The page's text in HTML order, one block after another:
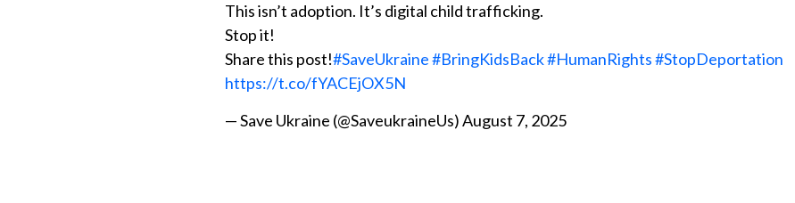
This isn’t adoption. It’s digital child trafficking.
Stop it!
Share this post!#SaveUkraine#BringKidsBack#HumanRights#StopDeportation
https://t.co/fYACEjOX5N
— Save Ukraine (@SaveukraineUs)August 7, 2025